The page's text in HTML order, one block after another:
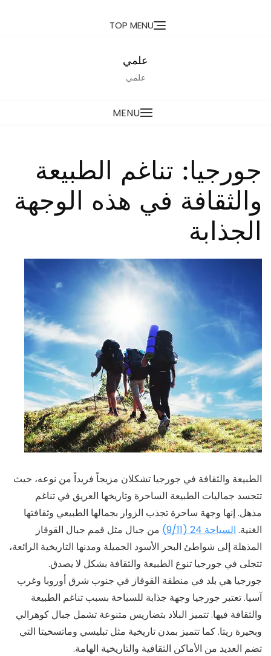
TOP MENU
علمي
علمي
MENU
جورجيا: تناغم الطبيعة
والثقافة في هذه الوجهة
الجذابة
الطبيعة والثقافة في جورجيا تشكلان مزيجاً فريداً من نوعه، حيث
تتجسد جماليات الطبيعة الساحرة وتاريخها العريق في تناغم
مذهل. إنها وجهة ساحرة تجذب الزوار بجمالها الطبيعي وثقافتها
الغنية. السياحة 24 (9/11)
من جبال مثل قمم جبال القوقاز
المذهلة إلى شواطئ البحر الأسود الجميلة ومدنها التاريخية الرائعة،
تتجلى في جورجيا تنوع الطبيعة والثقافة بشكل لا يصدق.
جورجيا هي بلد في منطقة القوقاز في جنوب شرق أوروبا وغرب
آسيا. تعتبر جورجيا وجهة جذابة للسياحة بسبب تناغم الطبيعة
والثقافة فيها. تتميز البلاد بتضاريس متنوعة تشمل جبال كوهرالي
وبحيرة ريتا. كما تتميز بمدن تاريخية مثل تبليسي وماتسخيتا التي
تضم العديد من الأماكن الثقافية والتاريخية الهامة.